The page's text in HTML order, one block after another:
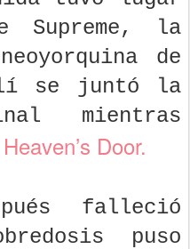
tuvo lugar
la
de
se juntó la
mientras
Door.
falleció